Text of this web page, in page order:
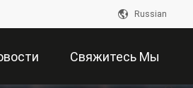
Russian
Свяжитесь Мы